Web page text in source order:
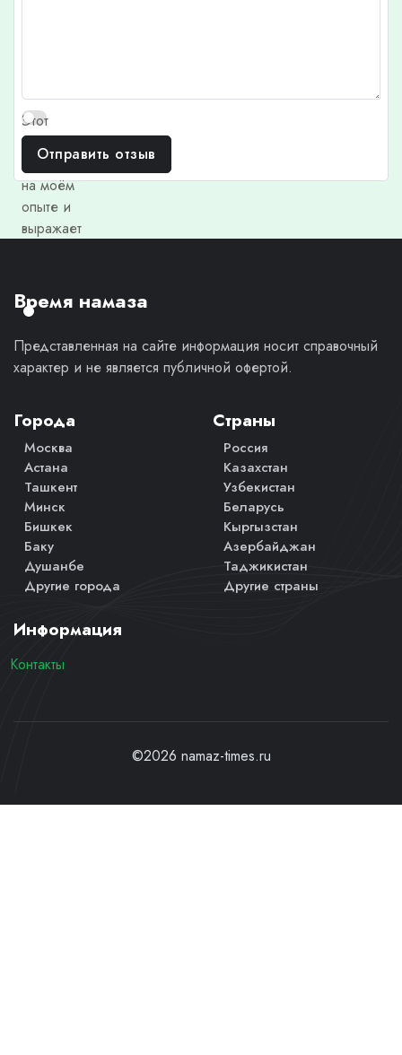
Этот
отзыв
основан
на моём
опыте и
выражает
мнение.
Отправить отзыв
Время намаза
Представленная на сайте информация носит справочный
характер и не является публичной офертой.
Города
Москва
Астана
Ташкент
Минск
Бишкек
Баку
Душанбе
Другие города
Страны
Россия
Казахстан
Узбекистан
Беларусь
Кыргызстан
Азербайджан
Таджикистан
Другие страны
Информация
Контакты
©2026 namaz-times.ru